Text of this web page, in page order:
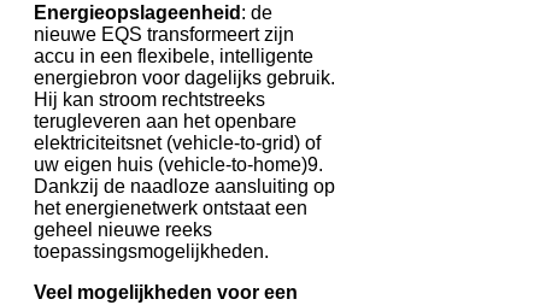
Energieopslageenheid : de
nieuwe EQS transformeert zijn
accu in een flexibele, intelligente
energiebron voor dagelijks gebruik.
Hij kan stroom rechtstreeks
terugleveren aan het openbare
elektriciteitsnet (vehicle-to-grid) of
uw eigen huis (vehicle-to-home)9.
Dankzij de naadloze aansluiting op
het energienetwerk ontstaat een
geheel nieuwe reeks
toepassingsmogelijkheden.
Veel mogelijkheden voor een